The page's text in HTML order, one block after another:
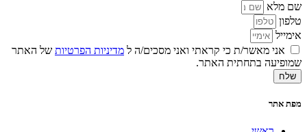
שם מלא
טלפון
אימייל
אני מאשר/ת כי קראתי ואני מסכים/ה ל מדיניות הפרטיות של האתר
שמופיעה בתחתית האתר.
שלח
מפת אתר